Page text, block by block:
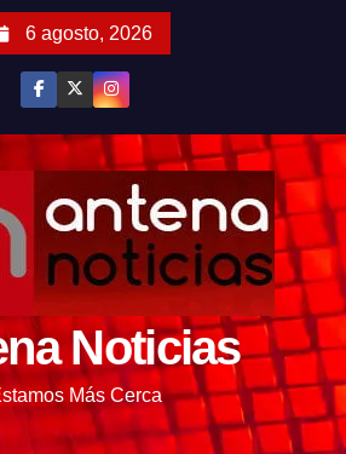
6 agosto, 2026
Noticias
Más Cerca